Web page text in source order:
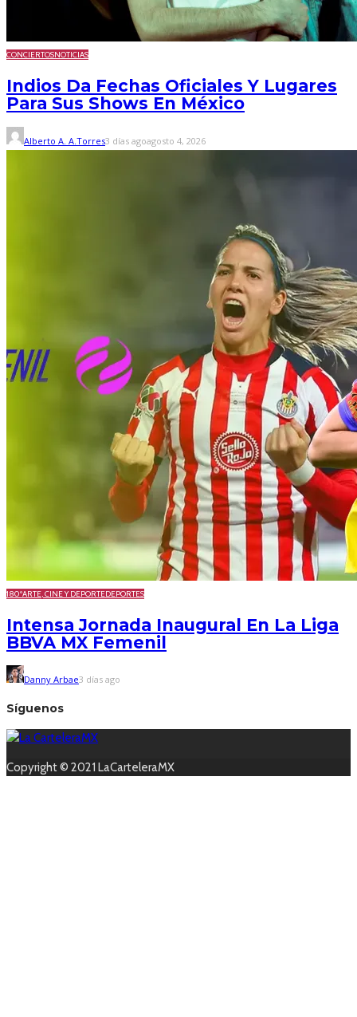
CONCIERTOSNOTICIAS
Indios Da Fechas Oficiales Y Lugares
Para Sus Shows En México
Alberto A. A.Torres3 días agoagosto 4, 2026
180ºARTE, CINE Y DEPORTEDEPORTES
Intensa Jornada Inaugural En La Liga
BBVA MX Femenil
Danny Arbae3 días ago
Síguenos
Copyright © 2021 LaCarteleraMX